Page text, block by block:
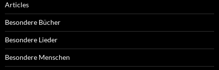
Articles
Besondere Bücher
Besondere Lieder
Besondere Menschen